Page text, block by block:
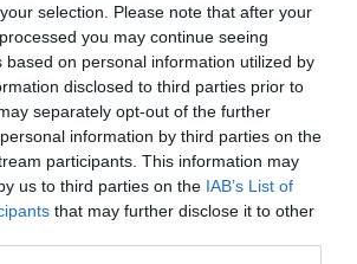
selection. Please note that after your
you may continue seeing
based on personal information utilized by
disclosed to third parties prior to
separately opt-out of the further
information by third parties on the
participants. This information may
us to third parties on the IAB’s List of
that may further disclose it to other